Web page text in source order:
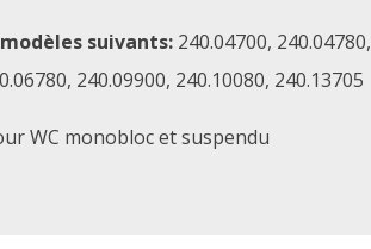
suivants:240.04700, 240.04780,
240.09900, 240.10080, 240.13705
WC monobloc et suspendu